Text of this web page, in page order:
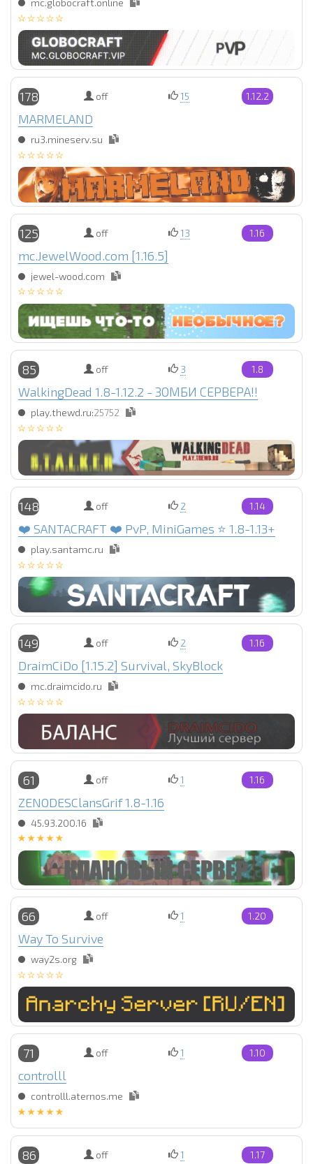
mc.globocraft.online
178 off 15 1.12.2
MARMELAND
ru3.mineserv.su
125 off 13 1.16
mc.JewelWood.com [1.16.5]
jewel-wood.com
85 off 3 1.8
WalkingDead 1.8-1.12.2 - ЗОМБИ СЕРВЕРА!!
play.thewd.ru:25752
148 off 2 1.14
❤️ SANTACRAFT ❤️ PvP, MiniGames ⭐ 1.8-1.13+
play.santamc.ru
149 off 2 1.16
DraimCiDo [1.15.2] Survival, SkyBlock
mc.draimcido.ru
61 off 1 1.16
ZENODESClansGrif 1.8-1.16
45.93.200.16
66 off 1 1.20
Way To Survive
way2s.org
71 off 1 1.10
controlll
controlll.aternos.me
86 off 1 1.17